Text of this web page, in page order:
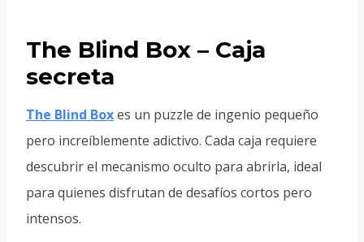
The Blind Box – Caja
secreta
The Blind Boxes un puzzle de ingenio pequeño
pero increíblemente adictivo. Cada caja requiere
descubrir el mecanismo oculto para abrirla, ideal
para quienes disfrutan de desafíos cortos pero
intensos.